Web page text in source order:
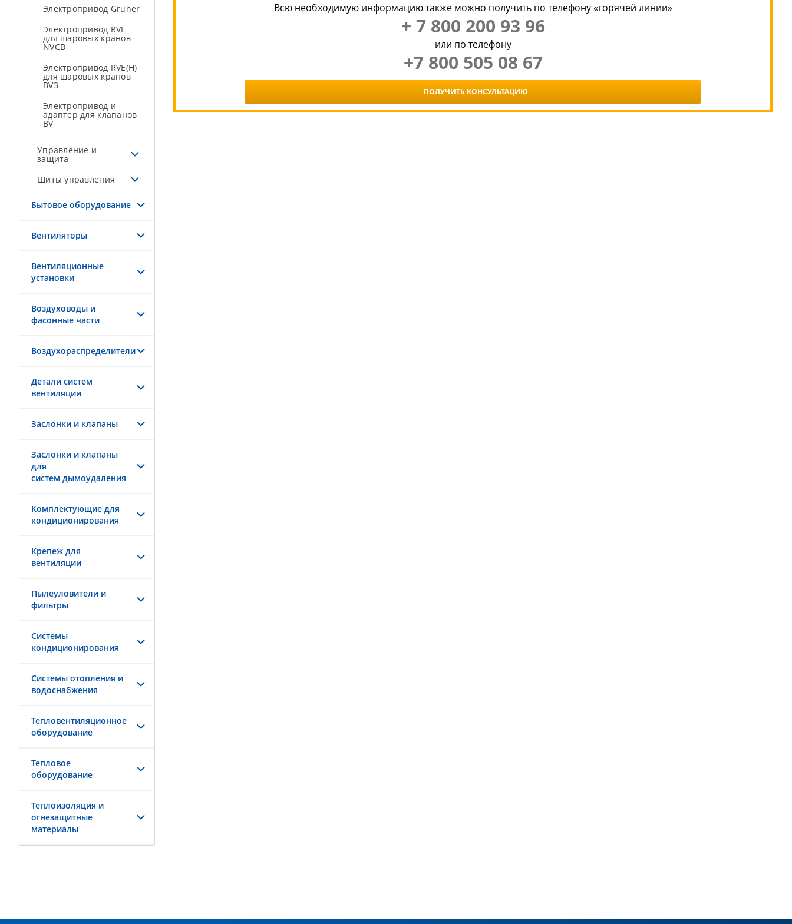
Электропривод Gruner
Электропривод RVE
для шаровых кранов
NVCB
Электропривод RVE(H)
для шаровых кранов
BV3
Электропривод и
адаптер для клапанов
BV
Управление и
защита
Щиты управления
Бытовое оборудование
Вентиляторы
Вентиляционные
установки
Воздуховоды и
фасонные части
Воздухораспределители
Детали систем
вентиляции
Заслонки и клапаны
Заслонки и клапаны
для
систем дымоудаления
Комплектующие для
кондиционирования
Крепеж для
вентиляции
Пылеуловители и
фильтры
Системы
кондиционирования
Системы отопления и
водоснабжения
Тепловентиляционное
оборудование
Тепловое
оборудование
Теплоизоляция и
огнезащитные
материалы
Всю необходимую информацию также можно получить по телефону «горячей линии»
+ 7 800 200 93 96
или по телефону
+7 800 505 08 67
ПОЛУЧИТЬ КОНСУЛЬТАЦИЮ